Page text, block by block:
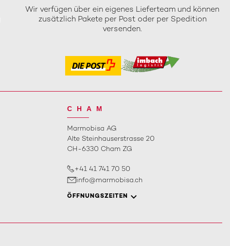
Wir verfügen über ein eigenes Lieferteam und können
zusätzlich Pakete per Post oder per Spedition
versenden.
CHAM
Marmobisa AG
Alte Steinhauserstrasse 20
CH-6330 Cham ZG
+41 41 741 70 50
info@marmobisa.ch
ÖFFNUNGSZEITEN